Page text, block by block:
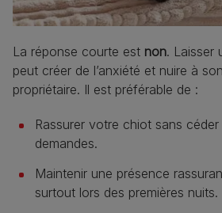
La réponse courte est non. Laisser
peut créer de l’anxiété et nuire à
propriétaire. Il est préférable de :
Rassurer votre chiot sans
demandes.
Maintenir une présence
surtout lors des premières nuits.